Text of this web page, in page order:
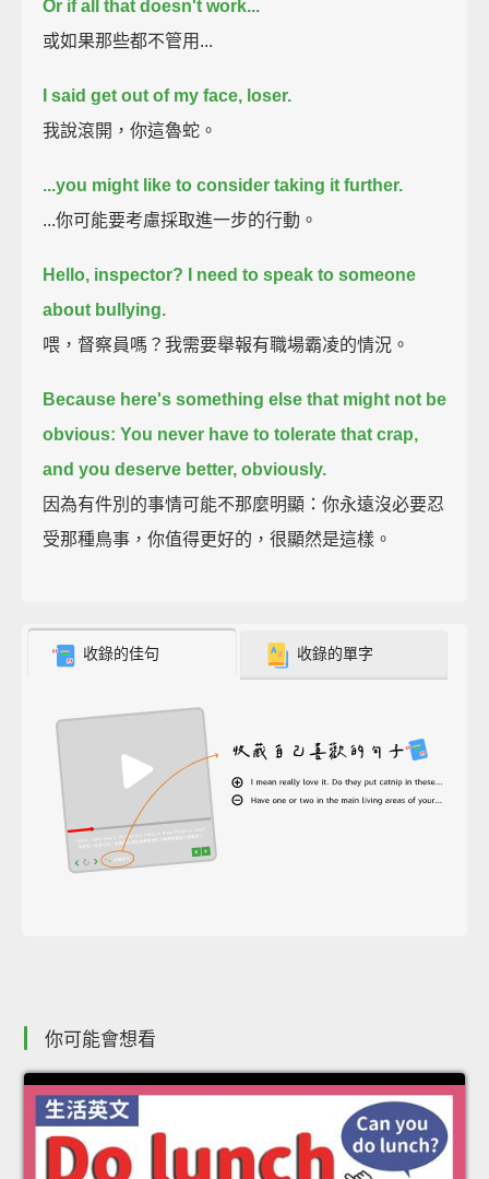
Or if all that doesn't work...
或如果那些都不管用...
I said get out of my face, loser.
我說滾開，你這魯蛇。
...you might like to consider taking it further.
...你可能要考慮採取進一步的行動。
Hello, inspector? I need to speak to someone
about bullying.
喂，督察員嗎？我需要舉報有職場霸凌的情況。
Because here's something else that might not be
obvious: You never have to tolerate that crap,
and you deserve better, obviously.
因為有件別的事情可能不那麼明顯：你永遠沒必要忍
受那種鳥事，你值得更好的，很顯然是這樣。
收錄的佳句 收錄的單字
你可能會想看